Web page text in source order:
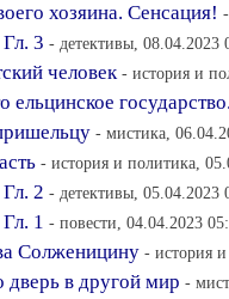
хозяина. Сенсация!
3 - детективы, 08.04.2023
человек - история и
- мистика,
- история и политика,
2 - детективы, 05.04.2023
1 - повести, 04.04.2023
Солженицину - история
в другой мир -